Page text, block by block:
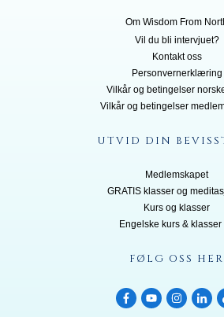
Om Wisdom From
Vil du bli intervjuet?
Kontakt oss
Personvernerklæring
Vilkår og betingelser
Vilkår og betingelser
UTVID DIN
Medlemskapet
GRATIS klasser og
Kurs og klasser
Engelske kurs & klasser
FØLG OSS HER